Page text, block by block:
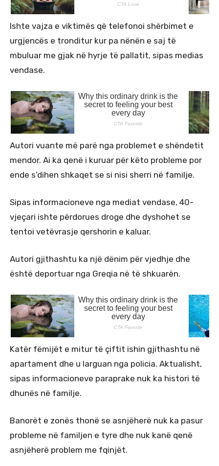
Ishte vajza e viktimës që telefonoi shërbimet e
urgjencës e tronditur kur pa nënën e saj të
mbuluar me gjak në hyrje të pallatit, sipas medias
vendase.
Autori vuante më parë nga problemet e shëndetit
mendor. Ai ka qenë i kuruar për këto probleme por
ende s’dihen shkaqet se si nisi sherri në familje.
Sipas informacioneve nga mediat vendase, 40-
vjeçari ishte përdorues droge dhe dyshohet se
tentoi vetëvrasje qershorin e kaluar.
Autori gjithashtu ka një dënim për vjedhje dhe
është deportuar nga Greqia në të shkuarën.
Katër fëmijët e mitur të çiftit ishin gjithashtu në
apartament dhe u larguan nga policia. Aktualisht,
sipas informacioneve paraprake nuk ka histori të
dhunës në familje.
Banorët e zonës thonë se asnjëherë nuk ka pasur
probleme në familjen e tyre dhe nuk kanë qenë
asnjëherë problem me fqinjët.